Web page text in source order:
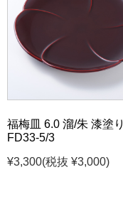
福梅皿 6.0 溜/朱 漆塗り
FD33-5/3
¥3,300(税抜 ¥3,000)